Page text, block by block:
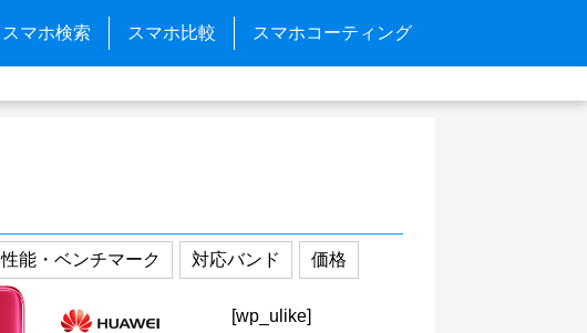
スマホ検索 スマホ比較 スマホコーティング
性能・ベンチマーク 対応バンド 価格
[wp_ulike]